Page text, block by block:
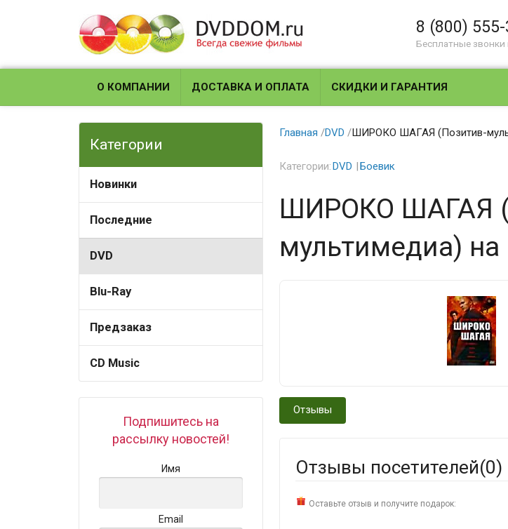
8 (800)
Бесплатные
О КОМПАНИИ ДОСТАВКА И ОПЛАТА СКИДКИ И ГАРАНТИЯ
Категории
Новинки
Последние
DVD
Blu-Ray
Предзаказ
CD Music
Подпишитесь на
рассылку новостей!
Имя
Email
Главная /DVD /ШИРОКО ШАГАЯ (Позитив-
Категории:DVD Боевик
ШИРОКО ШАГАЯ
мультимедиа) на
Отзывы
Отзывы посетителей(0)
Оставьте отзыв и получите подарок: